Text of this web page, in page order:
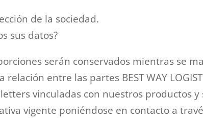
de la sociedad.
sus datos?
serán conservados mientras se
entre las partes BEST WAY
vinculadas con nuestros productos
vigente poniéndose en contacto a